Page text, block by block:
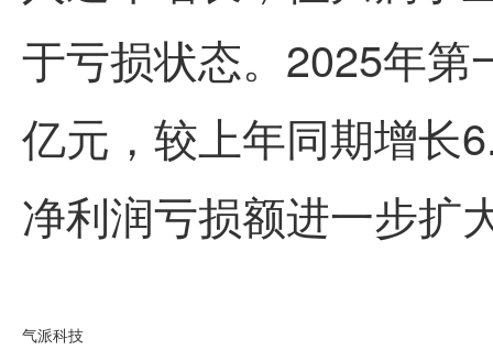
于亏损状态。2025年第
亿元，较上年同期增长
净利润亏损额进一步扩
气派科技